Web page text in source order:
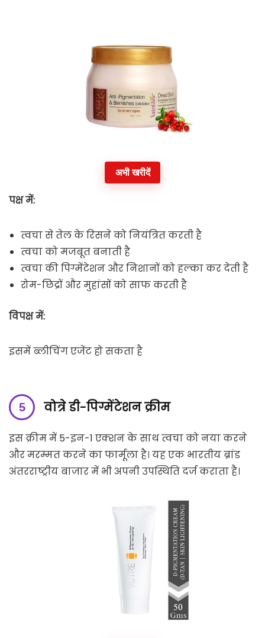
अभी खरीदें
पक्ष में:
त्वचा से तेल के रिसने को नियंत्रित करती है
त्वचा को मजबूत बनाती है
त्वचा की पिग्मेंटेशन और निशानों को हल्का कर देती है
रोम-छिद्रों और मुहांसों को साफ करती है
विपक्ष में:
इसमें ब्लीचिंग एजेंट हो सकता है
वोत्रे डी-पिग्मेंटेशन क्रीम
इस क्रीम में 5-इन-1 एक्शन के साथ त्वचा को नया करने
और मरम्मत करने का फार्मूला है। यह एक भारतीय ब्रांड
अंतरराष्ट्रीय बाजार में भी अपनी उपस्थिति दर्ज कराता है।